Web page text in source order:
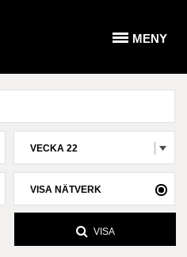
MENY
VISA
VECKA 22
VISA NÄTVERK